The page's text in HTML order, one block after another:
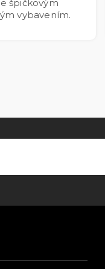
špičkovým
vybavením.